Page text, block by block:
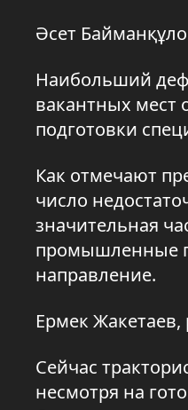
Әсет
Наибольший
вакантных мест
подготовки
Как отмечают
число
значительная
промышленные
направление.
Ермек Жакетаев,
Сейчас
несмотря на